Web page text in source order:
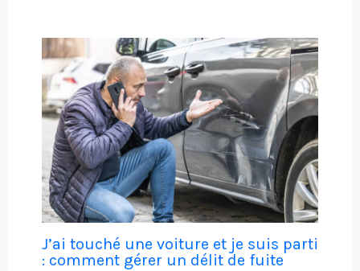
J’ai touché une voiture et je suis parti
: comment gérer un délit de fuite